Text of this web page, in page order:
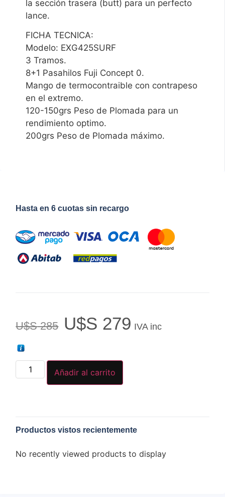
la sección trasera (butt) para un perfecto
lance.
FICHA TECNICA:
Modelo: EXG425SURF
3 Tramos.
8+1 Pasahilos Fuji Concept 0.
Mango de termocontraible con contrapeso
en el extremo.
120-150grs Peso de Plomada para un
rendimiento optimo.
200grs Peso de Plomada máximo.
Hasta en 6 cuotas sin recargo
U$S285 U$S 279 IVA inc
Añadir al carrito
Productos vistos recientemente
No recently viewed products to display